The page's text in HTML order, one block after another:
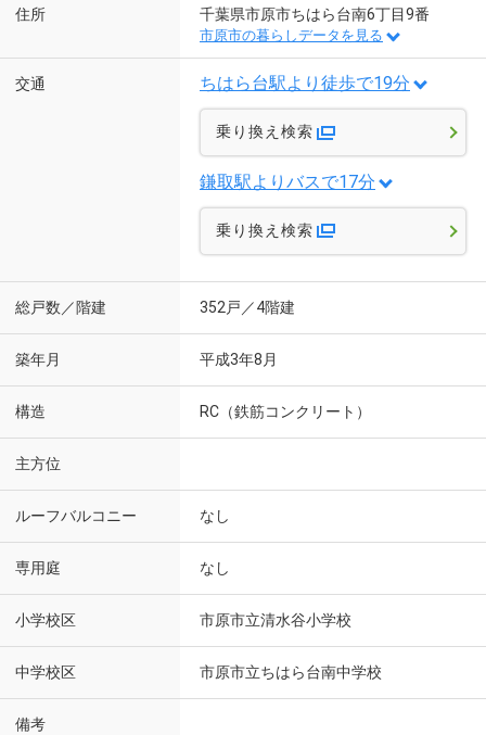
住所 千葉県市原市ちはら台南6丁目9番
市原市の暮らしデータを見る
交通 ちはら台駅より徒歩で19分
乗り換え検索
鎌取駅よりバスで17分
乗り換え検索
総戸数／階建 352戸／4階建
築年月 平成3年8月
構造 RC（鉄筋コンクリート）
主方位
ルーフバルコニー なし
専用庭 なし
小学校区 市原市立清水谷小学校
中学校区 市原市立ちはら台南中学校
備考